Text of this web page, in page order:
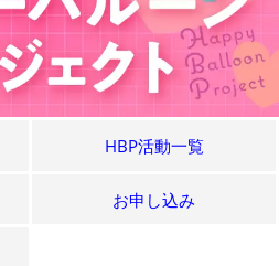
HBP活動一覧
お申し込み